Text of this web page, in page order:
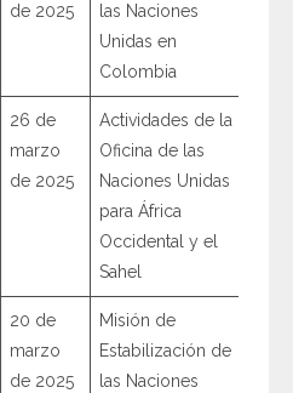
de 2025
las Naciones
Unidas en
Colombia
26 de
marzo
de 2025
Actividades de la
Oficina de las
Naciones Unidas
para África
Occidental y el
Sahel
20 de
marzo
de 2025
Misión de
Estabilización de
las Naciones